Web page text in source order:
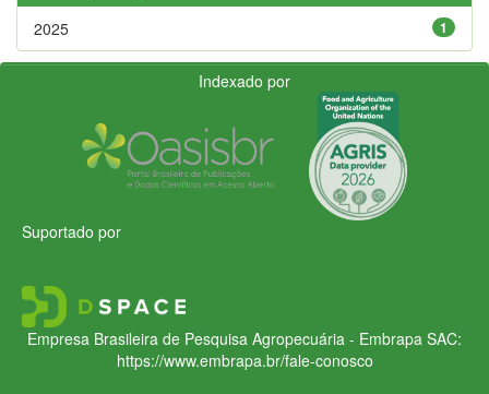
1
2025
Indexado por
Suportado por
Empresa Brasileira de Pesquisa Agropecuária - Embrapa SAC:
https://www.embrapa.br/fale-conosco